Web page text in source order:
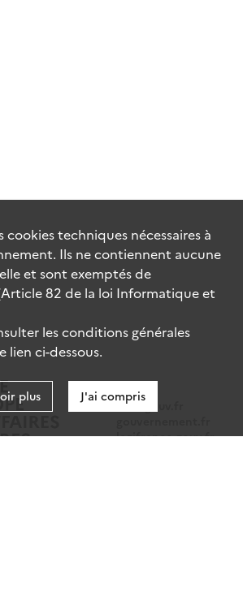
data.gouv.fr
legifrance.gouv.fr
cookiestechniques nécessaires à
Ils ne contiennent aucune
et sont exemptés de
82 de la loi Informatique et
les conditions générales
lien ci-dessous.
plus J'ai compris